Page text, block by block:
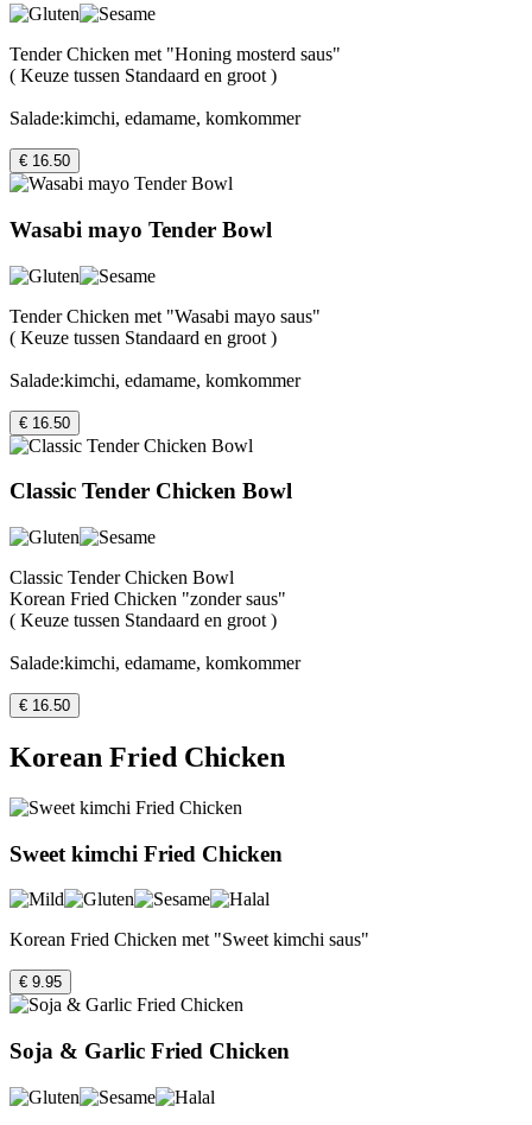
Tender Chicken met "Honing mosterd saus"
( Keuze tussen Standaard en groot )
Salade:kimchi, edamame, komkommer
€ 16.50
Wasabi mayo Tender Bowl
Tender Chicken met "Wasabi mayo saus"
( Keuze tussen Standaard en groot )
Salade:kimchi, edamame, komkommer
€ 16.50
Classic Tender Chicken Bowl
Classic Tender Chicken Bowl
Korean Fried Chicken "zonder saus"
( Keuze tussen Standaard en groot )
Salade:kimchi, edamame, komkommer
€ 16.50
Korean Fried Chicken
Sweet kimchi Fried Chicken
Korean Fried Chicken met "Sweet kimchi saus"
€ 9.95
Soja & Garlic Fried Chicken